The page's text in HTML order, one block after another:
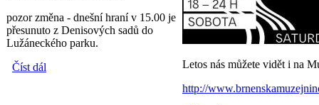
pozor změna - dnešní hraní v 15.00 je
přesunuto z Denisových sadů do
Lužáneckého parku.
Číst dál
Letos nás můžete vidět i na
http://